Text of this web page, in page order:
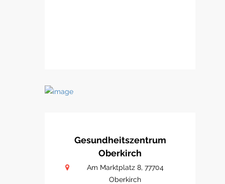
Gesundheitszentrum
Oberkirch
Am Marktplatz 8, 77704
Oberkirch